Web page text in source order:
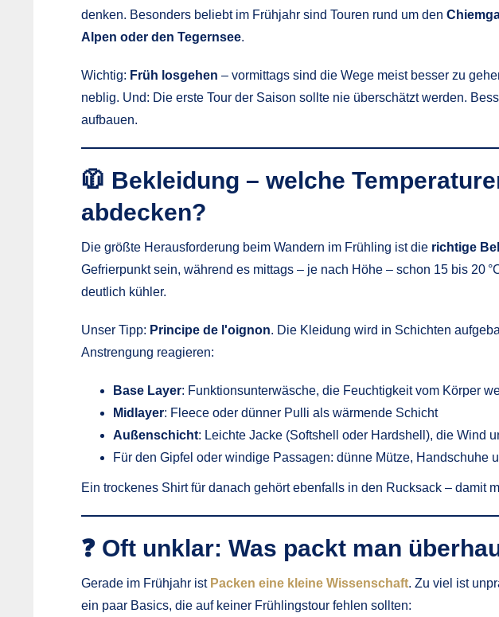
denken. Besonders beliebt im Frühjahr sind Touren rund um den
Alpen oder den Tegernsee.
Wichtig: Früh losgehen – vormittags sind die Wege meist besser zu
neblig. Und: Die erste Tour der Saison sollte nie überschätzt werden.
aufbauen.
🧥 Bekleidung – welche
abdecken?
Die größte Herausforderung beim Wandern im Frühling ist die richtige
Gefrierpunkt sein, während es mittags – je nach Höhe – schon 15 bis 20
deutlich kühler.
Unser Tipp: Principe de l'oignon. Die Kleidung wird in Schichten
Anstrengung reagieren:
Base Layer: Funktionsunterwäsche, die Feuchtigkeit vom Körper
Midlayer: Fleece oder dünner Pulli als wärmende Schicht
Außenschicht: Leichte Jacke (Softshell oder Hardshell), die Wind
Für den Gipfel oder windige Passagen: dünne Mütze, Handschuhe
Ein trockenes Shirt für danach gehört ebenfalls in den Rucksack – damit
❓ Oft unklar: Was packt man
Gerade im Frühjahr ist Packen eine kleine Wissenschaft. Zu viel ist
ein paar Basics, die auf keiner Frühlingstour fehlen sollten: